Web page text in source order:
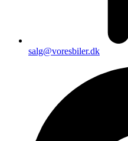
salg@voresbiler.dk